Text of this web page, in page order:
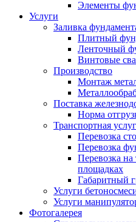
Элементы
Услуги
Заливка
Плитный
Ленточный
Винтовые
Производство
Монтаж
Поставка
Норма
Транспортная
Перевозка
Перевозка
Перевозка на
площадках
Габаритный
Услуги
Услуги
Фотогалерея